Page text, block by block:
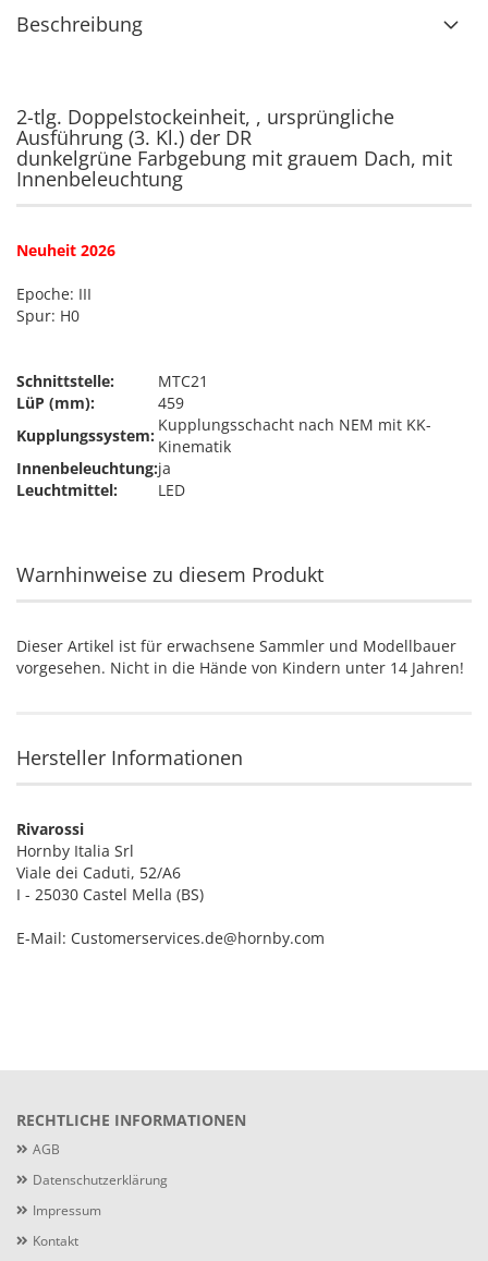
Beschreibung
2-tlg. Doppelstockeinheit, , ursprüngliche
Ausführung (3. Kl.) der DR
dunkelgrüne Farbgebung mit grauem Dach, mit
Innenbeleuchtung
Neuheit 2026
Epoche: III
Spur: H0
Schnittstelle:
MTC21
LüP (mm):
459
Kupplungssystem:
Kupplungsschacht nach NEM mit KK-
Kinematik
Innenbeleuchtung:ja
Leuchtmittel:
LED
Warnhinweise zu diesem Produkt
Dieser Artikel ist für erwachsene Sammler und Modellbauer
vorgesehen. Nicht in die Hände von Kindern unter 14 Jahren!
Hersteller Informationen
Rivarossi
Hornby Italia Srl
Viale dei Caduti, 52/A6
I - 25030 Castel Mella (BS)
E-Mail: Customerservices.de@hornby.com
RECHTLICHE INFORMATIONEN
AGB
Datenschutzerklärung
Impressum
Kontakt